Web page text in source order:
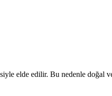
elde edilir. Bu nedenle doğal